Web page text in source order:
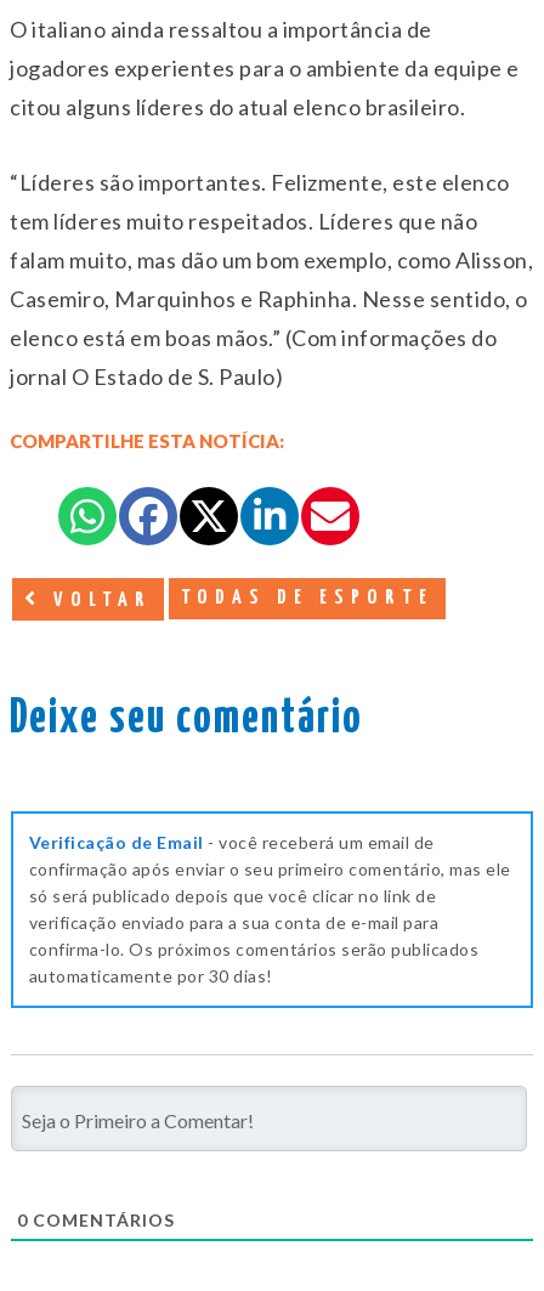
O italiano ainda ressaltou a importância de
jogadores experientes para o ambiente da equipe e
citou alguns líderes do atual elenco brasileiro.
“Líderes são importantes. Felizmente, este elenco
tem líderes muito respeitados. Líderes que não
falam muito, mas dão um bom exemplo, como Alisson,
Casemiro, Marquinhos e Raphinha. Nesse sentido, o
elenco está em boas mãos.” (Com informações do
jornal O Estado de S. Paulo)
COMPARTILHE ESTA NOTÍCIA:
VOLTAR TODAS DE ESPORTE
Deixe seu comentário
Verificação de Email - você receberá um email de
confirmação após enviar o seu primeiro comentário, mas ele
só será publicado depois que você clicar no link de
verificação enviado para a sua conta de e-mail para
confirma-lo. Os próximos comentários serão publicados
automaticamente por 30 dias!
0 COMENTÁRIOS